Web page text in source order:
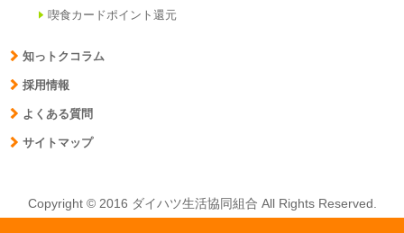
喫食カードポイント還元
知っトクコラム
採用情報
よくある質問
サイトマップ
Copyright © 2016 ダイハツ生活協同組合 All Rights Reserved.